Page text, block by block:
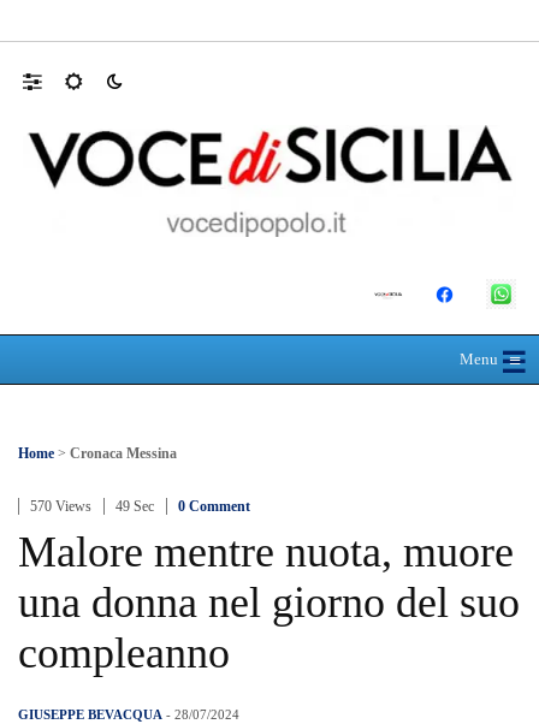
Menu≡
☰
Home > Cronaca Messina
570 Views 49 Sec 0 Comment
Malore mentre nuota, muore
una donna nel giorno del suo
compleanno
GIUSEPPE BEVACQUA - 28/07/2024